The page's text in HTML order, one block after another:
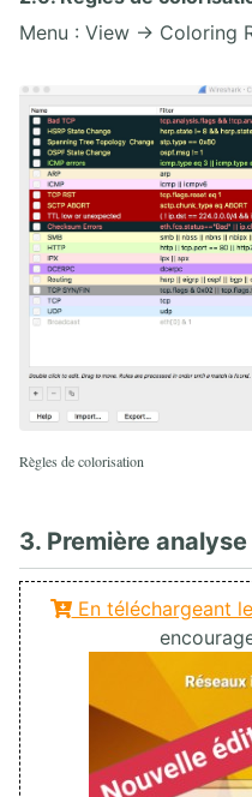
Menu : View → Coloring
Règles de colorisation
3. Première analyse
En téléchargeant